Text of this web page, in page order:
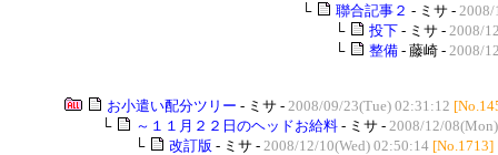
└
聯合記事２ - ミサ - 2008/
└
投下 - ミサ - 2008/
└
整備 - 藤崎 - 2008/
お小遣い配分ツリー - ミサ - 2008/09/23(Tue) 02:31:12
└
～１１月２２日のヘッドお給料 - ミサ - 2008/12/
└
改訂版 - ミサ - 2008/12/10(Wed) 02:50:14 [No.1713]